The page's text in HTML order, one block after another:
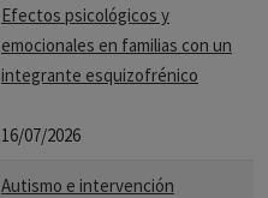
Efectos psicológicos y
emocionales en familias con un
integrante esquizofrénico
16/07/2026
Autismo e intervención